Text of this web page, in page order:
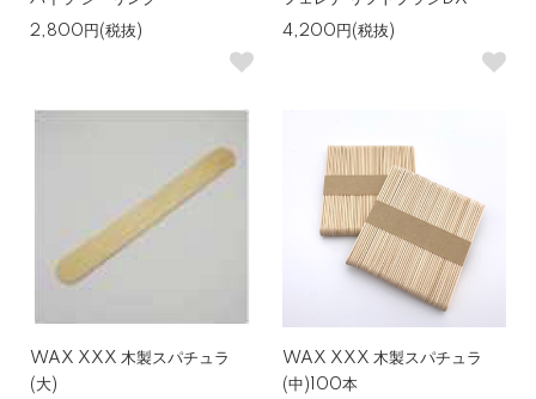
2,800円(税抜)
4,200円(税抜)
WAX XXX 木製スパチュラ
(大)
WAX XXX 木製スパチュラ
(中)100本